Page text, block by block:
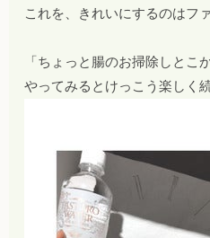
これを、きれいにするのはフ
「ちょっと腸のお掃除しとこ
やってみるとけっこう楽しく